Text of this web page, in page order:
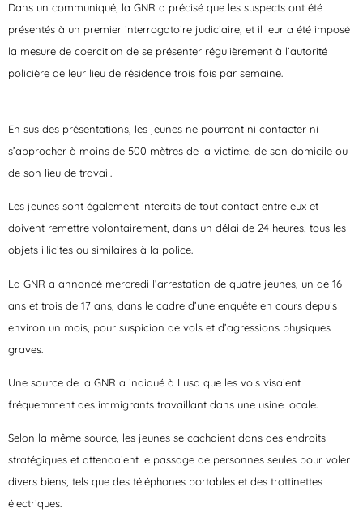
Dans un communiqué, la GNR a précisé que les suspects ont été
présentés à un premier interrogatoire judiciaire, et il leur a été imposé
la mesure de coercition de se présenter régulièrement à l’autorité
policière de leur lieu de résidence trois fois par semaine.
En sus des présentations, les jeunes ne pourront ni contacter ni
s’approcher à moins de 500 mètres de la victime, de son domicile ou
de son lieu de travail.
Les jeunes sont également interdits de tout contact entre eux et
doivent remettre volontairement, dans un délai de 24 heures, tous les
objets illicites ou similaires à la police.
La GNR a annoncé mercredi l’arrestation de quatre jeunes, un de 16
ans et trois de 17 ans, dans le cadre d’une enquête en cours depuis
environ un mois, pour suspicion de vols et d’agressions physiques
graves.
Une source de la GNR a indiqué à Lusa que les vols visaient
fréquemment des immigrants travaillant dans une usine locale.
Selon la même source, les jeunes se cachaient dans des endroits
stratégiques et attendaient le passage de personnes seules pour voler
divers biens, tels que des téléphones portables et des trottinettes
électriques.